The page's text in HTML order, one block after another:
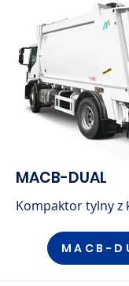
MACB-DUAL
Kompaktor tylny z
MACB-